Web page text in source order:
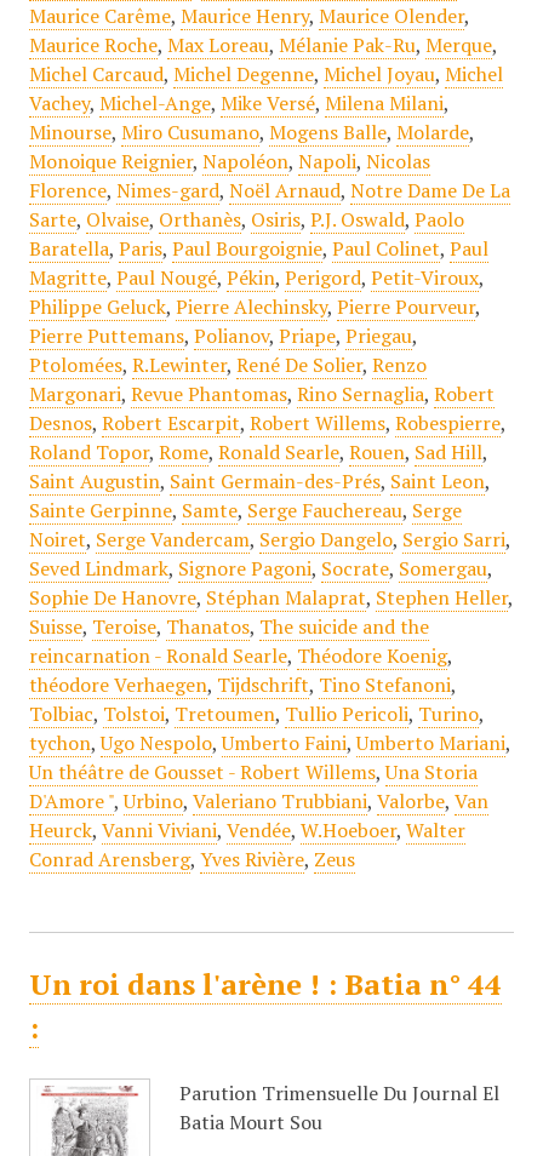
Maurice Carême, Maurice Henry, Maurice Olender,
Maurice Roche, Max Loreau, Mélanie Pak-Ru, Merque,
Michel Carcaud, Michel Degenne, Michel Joyau, Michel
Vachey, Michel-Ange, Mike Versé, Milena Milani,
Minourse, Miro Cusumano, Mogens Balle, Molarde,
Monoique Reignier, Napoléon, Napoli, Nicolas
Florence, Nimes-gard, Noël Arnaud, Notre Dame De La
Sarte, Olvaise, Orthanès, Osiris, P.J. Oswald, Paolo
Baratella, Paris, Paul Bourgoignie, Paul Colinet, Paul
Magritte, Paul Nougé, Pékin, Perigord, Petit-Viroux,
Philippe Geluck, Pierre Alechinsky, Pierre Pourveur,
Pierre Puttemans, Polianov, Priape, Priegau,
Ptolomées, R.Lewinter, René De Solier, Renzo
Margonari, Revue Phantomas, Rino Sernaglia, Robert
Desnos, Robert Escarpit, Robert Willems, Robespierre,
Roland Topor, Rome, Ronald Searle, Rouen, Sad Hill,
Saint Augustin, Saint Germain-des-Prés, Saint Leon,
Sainte Gerpinne, Samte, Serge Fauchereau, Serge
Noiret, Serge Vandercam, Sergio Dangelo, Sergio Sarri,
Seved Lindmark, Signore Pagoni, Socrate, Somergau,
Sophie De Hanovre, Stéphan Malaprat, Stephen Heller,
Suisse, Teroise, Thanatos, The suicide and the
reincarnation - Ronald Searle, Théodore Koenig,
théodore Verhaegen, Tijdschrift, Tino Stefanoni,
Tolbiac, Tolstoi, Tretoumen, Tullio Pericoli, Turino,
tychon,Ugo Nespolo,Umberto Faini,Umberto Mariani,
Un théâtre de Gousset - Robert Willems,Una Storia
D'Amore ",Urbino, Valeriano Trubbiani, Valorbe, Van
Heurck, Vanni Viviani, Vendée, W.Hoeboer, Walter
Conrad Arensberg, Yves Rivière, Zeus
Un roi dans l'arène ! : Batia n° 44
:
Parution Trimensuelle Du Journal El
Batia Mourt Sou